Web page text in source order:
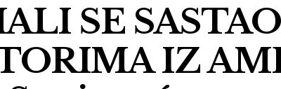
SE
IZ